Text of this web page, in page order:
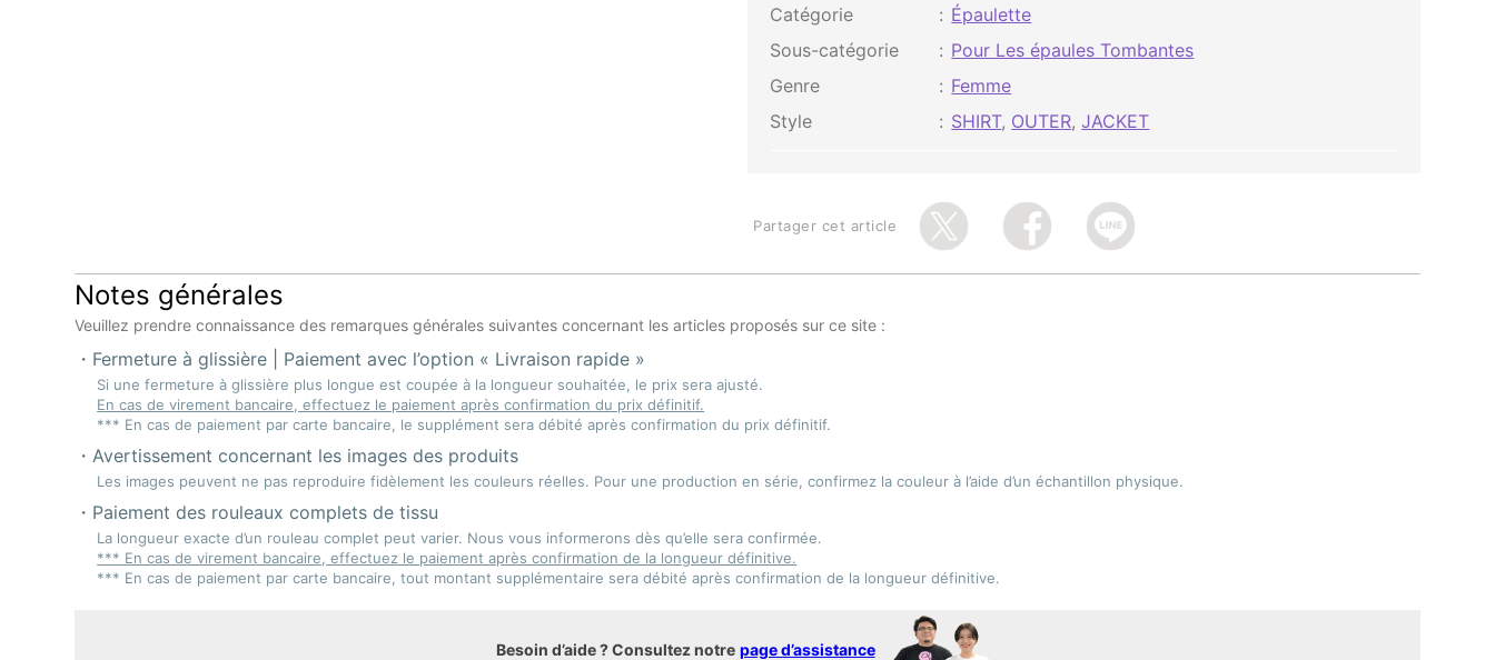
Catégorie
Épaulette
Sous-catégorie
Pour Les épaules Tombantes
Genre
Femme
Style
SHIRT, OUTER,JACKET
Partager cet article
Notes générales
Veuillez prendre connaissance des remarques générales suivantes concernant les articles proposés sur ce site :
Fermeture à glissière | Paiement avec l’option « Livraison rapide »
Si une fermeture à glissière plus longue est coupée à la longueur souhaitée, le prix sera ajusté.
En cas de virement bancaire, effectuez le paiement après confirmation du prix définitif.
*** En cas de paiement par carte bancaire, le supplément sera débité après confirmation du prix définitif.
Avertissement concernant les images des produits
Les images peuvent ne pas reproduire fidèlement les couleurs réelles. Pour une production en série, confirmez la couleur à l’aide d’un échantillon physique.
Paiement des rouleaux complets de tissu
La longueur exacte d’un rouleau complet peut varier. Nous vous informerons dès qu’elle sera confirmée.
*** En cas de virement bancaire, effectuez le paiement après confirmation de la longueur définitive.
*** En cas de paiement par carte bancaire, tout montant supplémentaire sera débité après confirmation de la longueur définitive.
Besoin d’aide ? Consultez notre page d’assistance